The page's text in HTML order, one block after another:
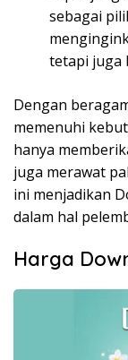
sebagai
tetapi juga
Dengan
memenuhi
hanya
juga merawat
ini menjadikan
dalam hal
Harga